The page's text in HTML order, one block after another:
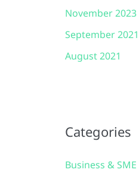
November 2023
September 2021
August 2021
Categories
Business & SME